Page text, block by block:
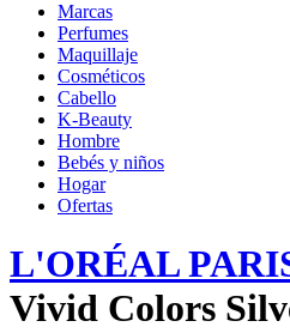
Marcas
Perfumes
Maquillaje
Cosméticos
Cabello
K-Beauty
Hombre
Bebés y niños
Hogar
Ofertas
L'ORÉAL
Vivid Colors